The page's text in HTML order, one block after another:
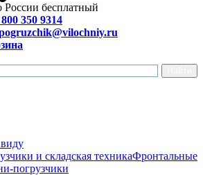
России бесплатный
350 9314
и складская техникаФронтальные
погрузчики